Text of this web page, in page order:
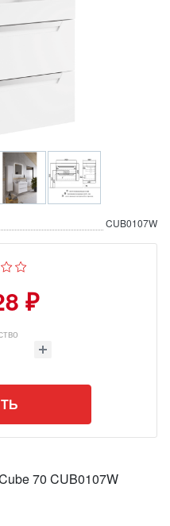
CUB0107W
₽
70 CUB0107W